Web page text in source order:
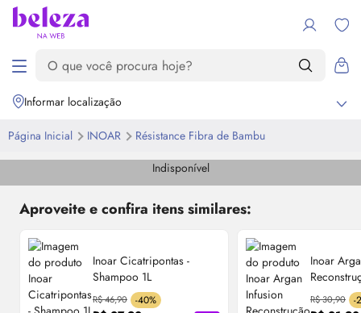
Informar localização
Página Inicial INOAR
Résistance Fibra de Bambu
Indisponível
Aproveite e confira itens similares:
Inoar Cicatripontas -
Shampoo 1L
R$ 46,90 -40%
Inoar
500ml
R$ 30,90 -